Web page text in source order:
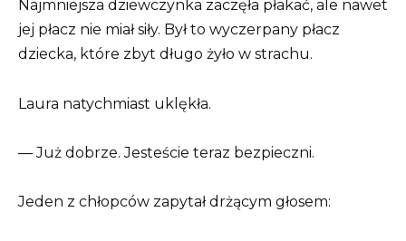
Najmniejsza dziewczynka zaczęła płakać, ale nawet
jej płacz nie miał siły. Był to wyczerpany płacz
dziecka, które zbyt długo żyło w strachu.
Laura natychmiast uklękła.
— Już dobrze. Jesteście teraz bezpieczni.
Jeden z chłopców zapytał drżącym głosem: